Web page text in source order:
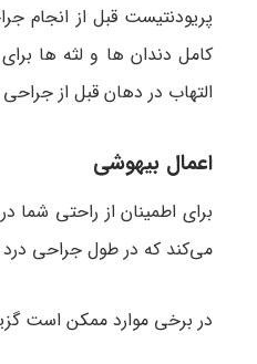
پریودنتیست قبل از انجام
کامل دندان ها و لثه ها
التهاب در دهان قبل از
اعمال بیهوشی
برای اطمینان از راحتی
می‌کند که در طول جراحی
در برخی موارد ممکن است